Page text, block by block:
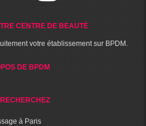
CENTRE DE BEAUTÉ
votre établissement sur BPDM.
DE BPDM
à Paris